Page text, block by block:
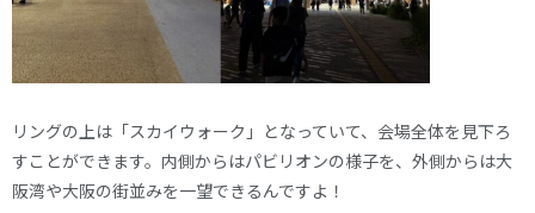
リングの上は「スカイウォーク」となっていて、会場全体を見下ろ
すことができます。内側からはパビリオンの様子を、外側からは大
阪湾や大阪の街並みを一望できるんですよ！